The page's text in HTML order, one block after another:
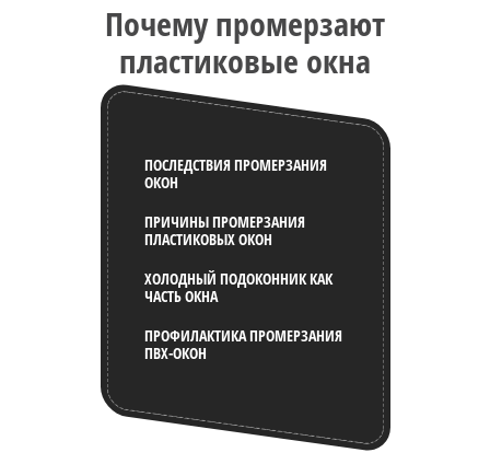
Почему промерзают
пластиковые окна
ПОСЛЕДСТВИЯ ПРОМЕРЗАНИЯ
ОКОН
ПРИЧИНЫ ПРОМЕРЗАНИЯ
ПЛАСТИКОВЫХ ОКОН
ХОЛОДНЫЙ ПОДОКОННИК КАК
ЧАСТЬ ОКНА
ПРОФИЛАКТИКА ПРОМЕРЗАНИЯ
ПВХ-ОКОН